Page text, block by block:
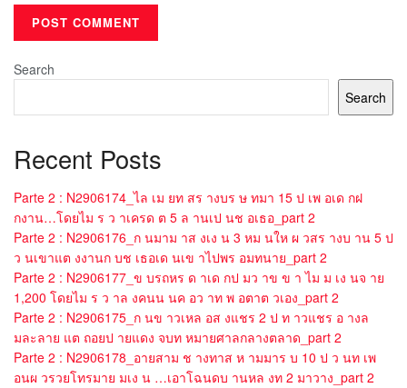
Search
Search
Recent Posts
Parte 2 : N2906174_ไล เม ยท สร างบร ษ ทมา 15 ป เพ อเด กฝ
กงาน…โดยไม ร ว าเครด ต 5 ล านเป นช อเธอ_part 2
Parte 2 : N2906176_ก นมาม าส งเง น 3 หม นให ผ วสร างบ าน 5 ป
ว นเขาแต งงานก บช เธอเด นเข าไปพร อมทนาย_part 2
Parte 2 : N2906177_ข บรถหร ด าเด กป มว าข ข า ไม ม เง นจ าย
1,200 โดยไม ร ว าล งคนน นค อว าท พ อตาต วเอง_part 2
Parte 2 : N2906175_ก นข าวเหล อส งแชร 2 ป ท าวแชร อ างล
มละลาย แต ถอยป ายแดง จบท หมายศาลกลางตลาด_part 2
Parte 2 : N2906178_อายสาม ช างทาส ห ามมาร บ 10 ป ว นท เพ
อนผ วรวยโทรมาย มเง น …เอาโฉนดบ านหล งท 2 มาวาง_part 2